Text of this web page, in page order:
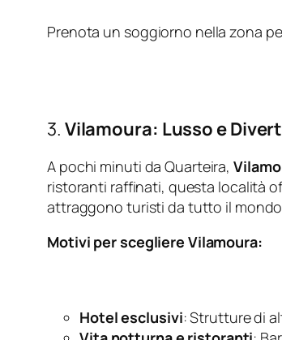
Prenota un soggiorno nella zona
3. Vilamoura: Lusso e
A pochi minuti da Quarteira,
ristoranti raffinati, questa località
attraggono turisti da tutto il
Motivi per scegliere Vilamoura:
Hotel esclusivi: Strutture di